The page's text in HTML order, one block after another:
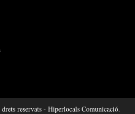
reservats - Hiperlocals Comunicació.